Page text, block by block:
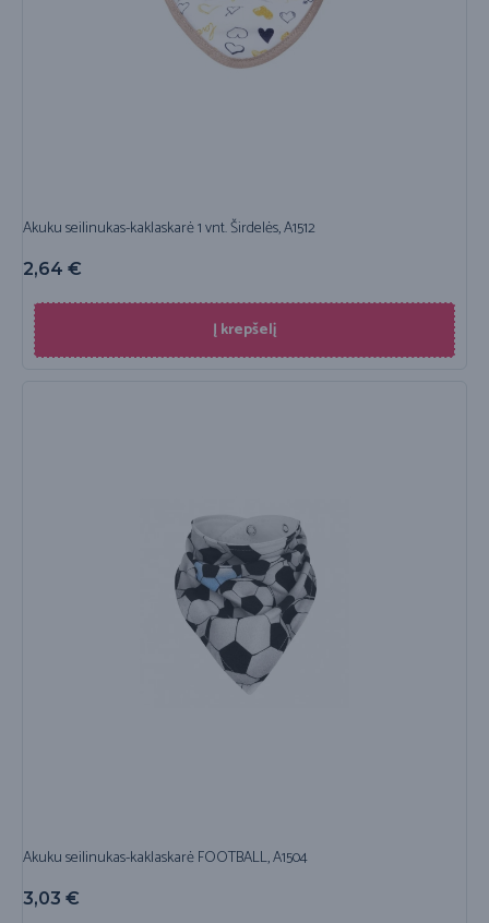
Akuku seilinukas-kaklaskarė 1 vnt. Širdelės, A1512
2,64 €
Į krepšelį
Akuku seilinukas-kaklaskarė FOOTBALL, A1504
3,03 €